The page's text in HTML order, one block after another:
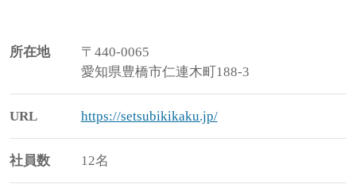
所在地
〒440-0065
愛知県豊橋市仁連木町188-3
URL https://setsubikikaku.jp/
社員数 12名